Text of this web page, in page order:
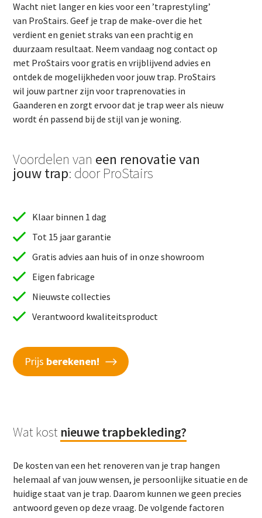
Wacht niet langer en kies voor een ’traprestyling’
van ProStairs. Geef je trap de make-over die het
verdient en geniet straks van een prachtig en
duurzaam resultaat. Neem vandaag nog contact op
met ProStairs voor gratis en vrijblijvend advies en
ontdek de mogelijkheden voor jouw trap. ProStairs
wil jouw partner zijn voor traprenovaties in
Gaanderen en zorgt ervoor dat je trap weer als nieuw
wordt én passend bij de stijl van je woning.
Voordelen van een renovatie van
jouw trap: door ProStairs
Klaar binnen 1 dag
Tot 15 jaar garantie
Gratis advies aan huis of in onze showroom
Eigen fabricage
Nieuwste collecties
Verantwoord kwaliteitsproduct
Prijs berekenen!
Wat kost nieuwe trapbekleding?
De kosten van een het renoveren van je trap hangen
helemaal af van jouw wensen, je persoonlijke situatie en de
huidige staat van je trap. Daarom kunnen we geen precies
antwoord geven op deze vraag. De volgende factoren